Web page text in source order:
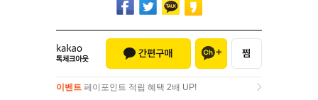
이벤트 페이포인트 적립 혜택 2배 UP!